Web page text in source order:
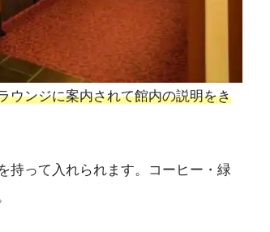
ウンジに案内されて館内の説明をき
持って入れられます。コーヒー・緑